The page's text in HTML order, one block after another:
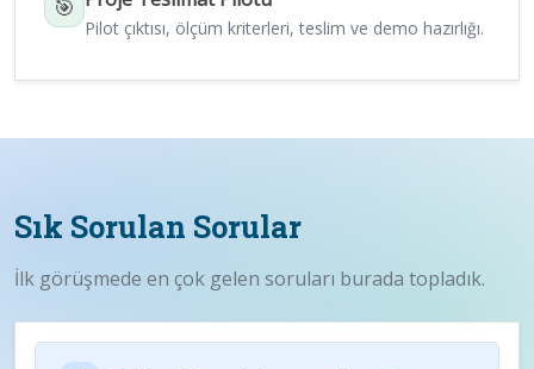
🎯
Pilot çıktısı, ölçüm kriterleri, teslim ve demo hazırlığı.
Sık Sorulan Sorular
İlk görüşmede en çok gelen soruları burada topladık.